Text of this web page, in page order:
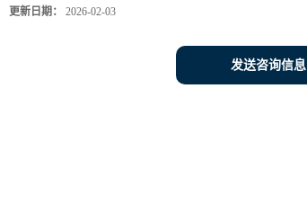
更新日期： 2026-02-03
发送咨询信息